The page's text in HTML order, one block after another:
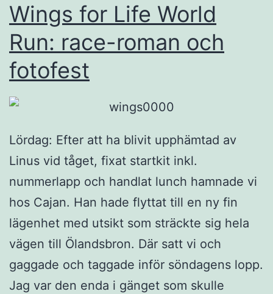
Wings for Life World
Run: race-roman och
fotofest
Lördag: Efter att ha blivit upphämtad av
Linus vid tåget, fixat startkit inkl.
nummerlapp och handlat lunch hamnade vi
hos Cajan. Han hade flyttat till en ny fin
lägenhet med utsikt som sträckte sig hela
vägen till Ölandsbron. Där satt vi och
gaggade och taggade inför söndagens lopp.
Jag var den enda i gänget som skulle